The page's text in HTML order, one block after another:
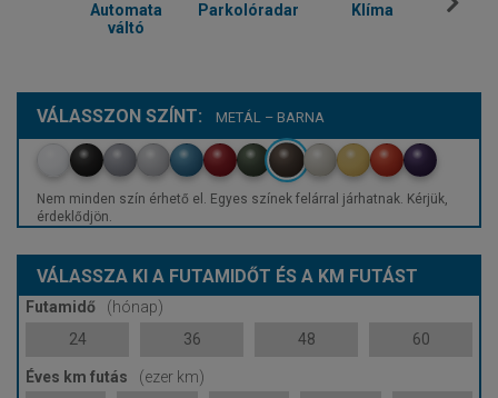
Automata
váltó
Parkolóradar Klíma
VÁLASSZON SZÍNT: METÁL – BARNA
Nem minden szín érhető el. Egyes színek felárral járhatnak. Kérjük,
érdeklődjön.
VÁLASSZA KI A FUTAMIDŐT ÉS A KM FUTÁST
Futamidő
(hónap)
24
36 48 60
Éves km futás
(ezer km)